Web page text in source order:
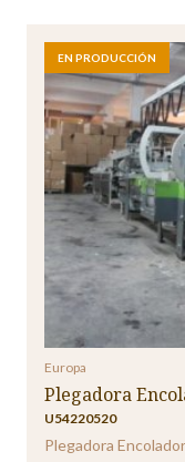
EN PRODUCCIÓN
Europa
Plegadora
U54220520
Plegadora